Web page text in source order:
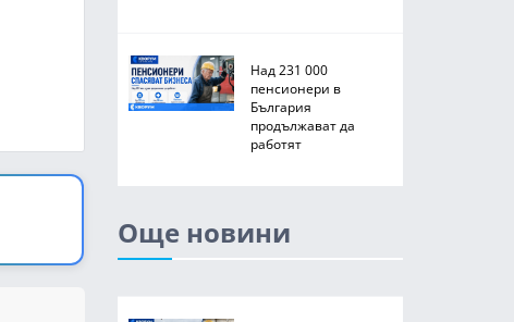
Над 231 000
пенсионери в
България
продължават да
работят
Още новини